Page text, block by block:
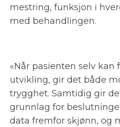
mestring, funksjon i
med behandlingen.
«Når pasienten selv kan
utvikling, gir det både
trygghet. Samtidig gir
grunnlag for
data fremfor skjønn, og